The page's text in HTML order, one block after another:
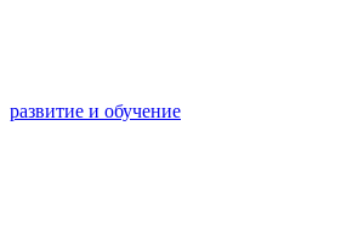
развитие и обучение